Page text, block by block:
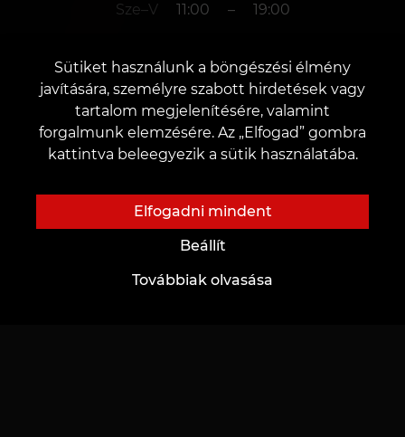
v. Szeged
Sze–V 11:00 – 19:00
+3619990519
Sütiket használunk a böngészési élmény
javítására, személyre szabott hirdetések vagy
tartalom megjelenítésére, valamint
forgalmunk elemzésére. Az „Elfogad” gombra
kattintva beleegyezik a sütik használatába.
Elfogadni mindent
Beállít
Továbbiak olvasása